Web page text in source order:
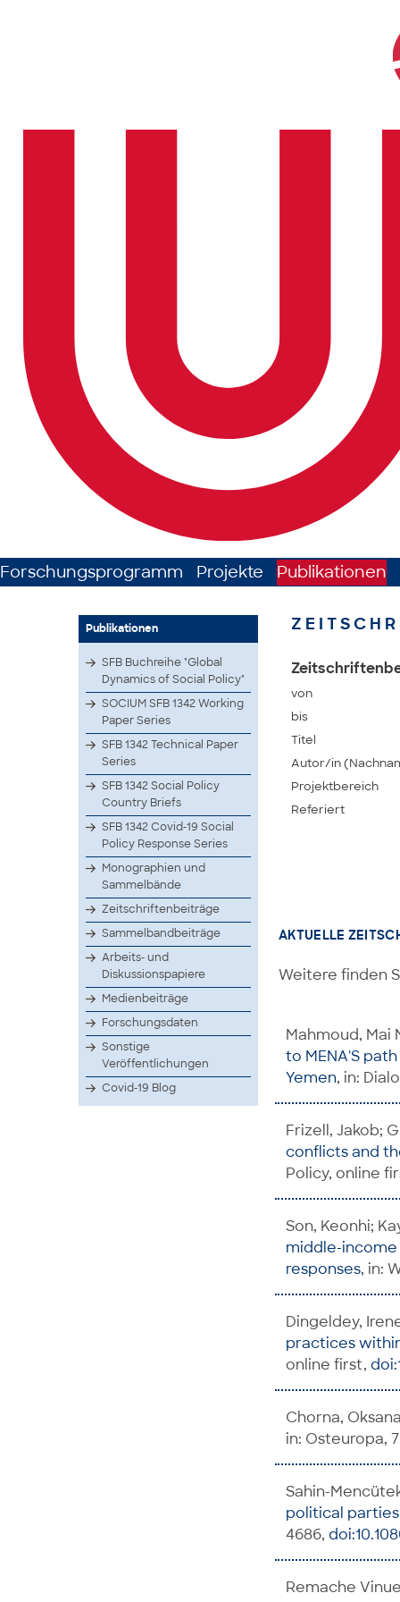
Forschungsprogramm Projekte Publikationen
Publikationen
SFB Buchreihe "Global
Dynamics of Social Policy"
SOCIUM SFB 1342 Working
Paper Series
SFB 1342 Technical Paper
Series
SFB 1342 Social Policy
Country Briefs
SFB 1342 Covid-19 Social
Policy Response Series
Monographien und
Sammelbände
Zeitschriftenbeiträge
Sammelbandbeiträge
Arbeits- und
Diskussionspapiere
Medienbeiträge
Forschungsdaten
Sonstige
Veröffentlichungen
Covid-19 Blog
von
bis
Titel
Autor/in
Projektbereich
Referiert
AKTUELLE
Weitere finden
Mahmoud, Mai
to MENA'S
Yemen, in:
Frizell, Jakob;
conflicts and
Policy, online
Son, Keonhi;
middle-income
responses, in:
Dingeldey,
practices
online first,
Chorna,
in: Osteuropa,
Sahin-
political parties
4686,
Remache